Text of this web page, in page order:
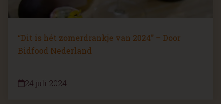
“Dit is hét zomerdrankje van 2024” – Door
Bidfood Nederland
24 juli 2024